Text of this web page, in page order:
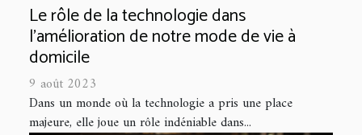
Le rôle de la technologie dans
l'amélioration de notre mode de vie à
domicile
9 août 2023
Dans un monde où la technologie a pris une place
majeure, elle joue un rôle indéniable dans...